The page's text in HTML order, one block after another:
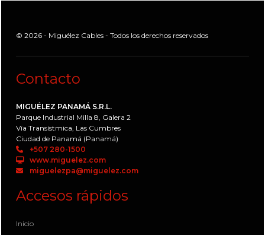
© 2026 - Miguélez Cables - Todos los derechos reservados
Contacto
MIGUÉLEZ PANAMÁ S.R.L.
Parque Industrial Milla 8, Galera 2
Vía Transístmica, Las Cumbres
Ciudad de Panamá (Panamá)
+507 280-1500
www.miguelez.com
miguelezpa@miguelez.com
Accesos rápidos
Inicio